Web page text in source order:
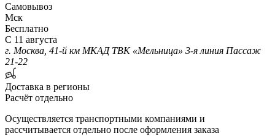
Самовывоз
Мск
Бесплатно
С 11 августа
г. Москва, 41-й км МКАД ТВК «Мельница» 3-я линия Пассаж
21-22
Доставка в регионы
Расчёт отдельно
Осуществляется транспортными компаниями и
рассчитывается отдельно после оформления заказа